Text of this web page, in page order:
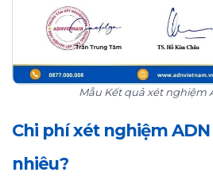
Mẫu Kết quả xét nghiệm
Chi phí xét nghiệm
nhiêu?